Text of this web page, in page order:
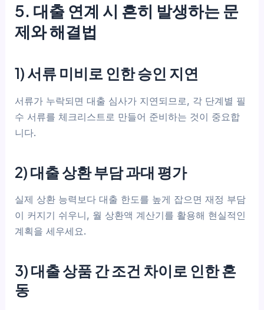
5. 대출 연계 시 흔히 발생하는 문
제와 해결법
1) 서류 미비로 인한 승인 지연
서류가 누락되면 대출 심사가 지연되므로, 각 단계별 필
수 서류를 체크리스트로 만들어 준비하는 것이 중요합
니다.
2) 대출 상환 부담 과대 평가
실제 상환 능력보다 대출 한도를 높게 잡으면 재정 부담
이 커지기 쉬우니, 월 상환액 계산기를 활용해 현실적인
계획을 세우세요.
3) 대출 상품 간 조건 차이로 인한 혼
동